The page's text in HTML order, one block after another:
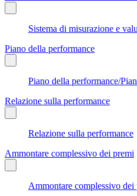
Sistema di misurazione e
Piano della performance
Piano della performance/
Relazione sulla performance
Relazione sulla performance
Ammontare complessivo dei premi
Ammontare complessivo